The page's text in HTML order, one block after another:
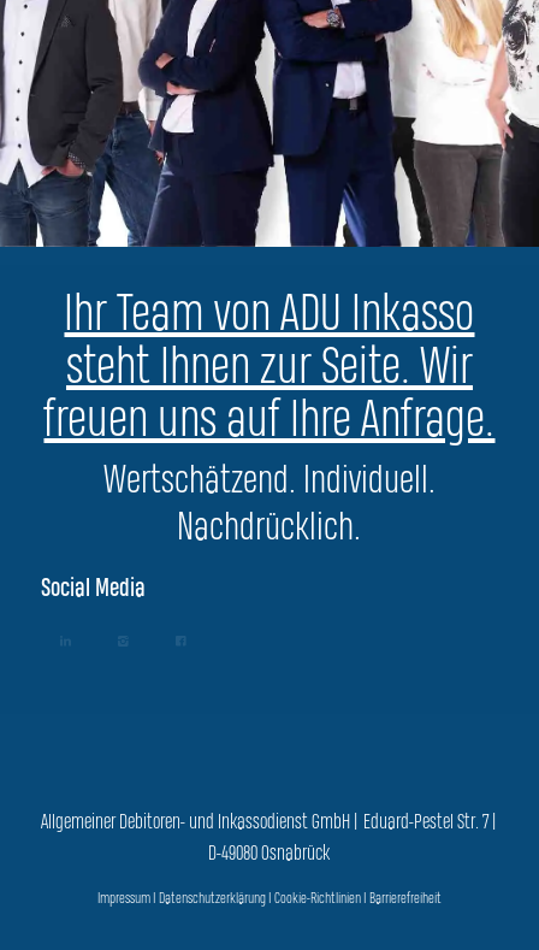
Ihr Team von ADU Inkasso
steht Ihnen zur Seite. Wir
freuen uns auf Ihre Anfrage.
Wertschätzend. Individuell.
Nachdrücklich.
Social Media
Allgemeiner Debitoren- und Inkassodienst GmbH | Eduard-Pestel Str. 7 |
D-49080 Osnabrück
Impressum| Datenschutzerklärung| Cookie-Richtlinien| Barrierefreiheit